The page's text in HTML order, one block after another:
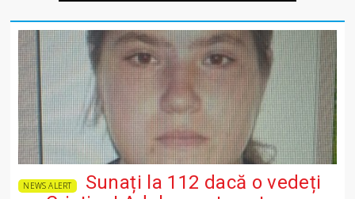
NEWS ALERT
Sunați la 112 dacă o vedeți